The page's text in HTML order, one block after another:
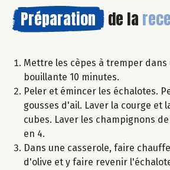
Préparation de la
Mettre les cèpes à tremper dans
bouillante 10 minutes.
Peler et émincer les échalotes.
gousses d'ail. Laver la courge et
cubes. Laver les champignons
en 4.
Dans une casserole, faire
d'olive et y faire revenir